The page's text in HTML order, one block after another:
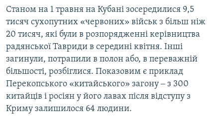
Станом на 1 травня на Кубані зосередилися 9,5
тисяч сухопутних «червоних» військ з більш ніж
20 тисяч, які були в розпорядженні керівництва
радянської Тавриди в середині квітня. Інші
загинули, потрапили в полон або, в переважній
більшості, розбіглися. Показовим є приклад
Перекопського «китайського» загону ‒ з 300
китайців і росіян у його лавах після відступу з
Криму залишилося 64 людини.